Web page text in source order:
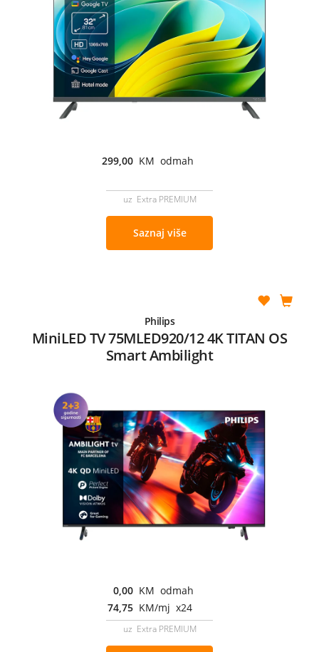
299,00 KM odmah
uz Extra PREMIUM
Saznaj više
Philips
MiniLED TV 75MLED920/12 4K TITAN OS
Smart Ambilight
0,00 KM odmah
74,75 KM/mj x24
uz Extra PREMIUM